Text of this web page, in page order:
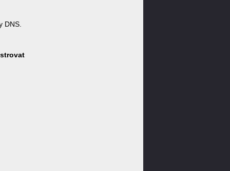
DNS.